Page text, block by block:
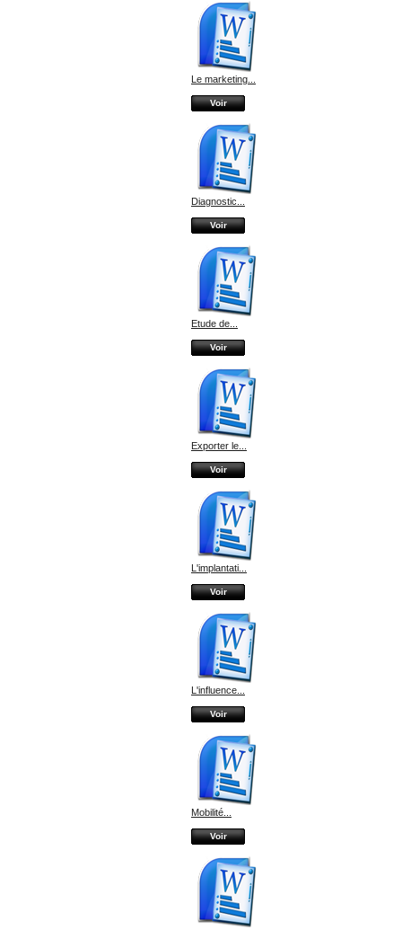
Le marketing...
Voir
Diagnostic...
Voir
Etude de...
Voir
Exporter le...
Voir
L'implantati...
Voir
L'influence...
Voir
Mobilité...
Voir